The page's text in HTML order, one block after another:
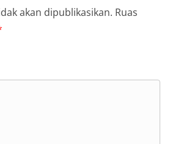
akan dipublikasikan. Ruas